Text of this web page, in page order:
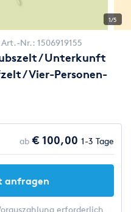
1/5
Art.-Nr.: 1506919155
/ Unterkunft
/ Vier-Personen-
ab € 100,00 1-3 Tage
anfragen
erforderlich